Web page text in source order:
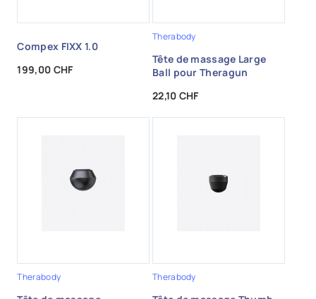
Compex FIXX 1.0
Prix
199,00 CHF
Therabody
Tête de massage Large
Ball pour Theragun
Prix
22,10 CHF
Therabody Therabody